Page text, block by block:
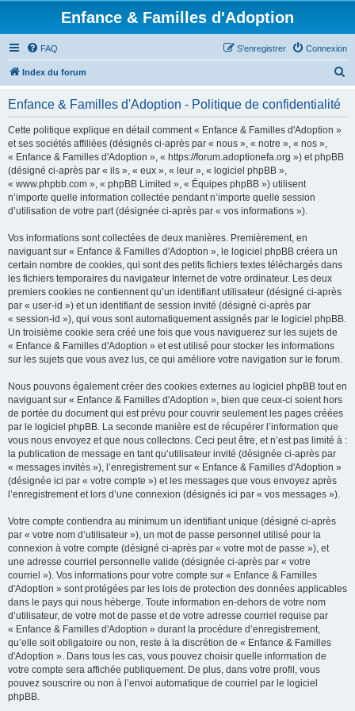
Enfance & Familles d'Adoption
FAQ Connexion
S’enregistrer
Index du forum
Enfance & Familles d'Adoption - Politique de confidentialité
Cette politique explique en détail comment « Enfance & Familles d'Adoption »
et ses sociétés affiliées (désignés ci-après par « nous », « notre », « nos »,
« Enfance & Familles d'Adoption », « https://forum.adoptionefa.org ») et phpBB
(désigné ci-après par « ils », « eux », « leur », « logiciel phpBB »,
« www.phpbb.com », « phpBB Limited », « Équipes phpBB ») utilisent
n’importe quelle information collectée pendant n’importe quelle session
d’utilisation de votre part (désignée ci-après par « vos informations »).
Vos informations sont collectées de deux manières. Premièrement, en
naviguant sur « Enfance & Familles d'Adoption », le logiciel phpBB créera un
certain nombre de cookies, qui sont des petits fichiers textes téléchargés dans
les fichiers temporaires du navigateur Internet de votre ordinateur. Les deux
premiers cookies ne contiennent qu’un identifiant utilisateur (désigné ci-après
par « user-id ») et un identifiant de session invité (désigné ci-après par
« session-id »), qui vous sont automatiquement assignés par le logiciel phpBB.
Un troisième cookie sera créé une fois que vous naviguerez sur les sujets de
« Enfance & Familles d'Adoption » et est utilisé pour stocker les informations
sur les sujets que vous avez lus, ce qui améliore votre navigation sur le forum.
Nous pouvons également créer des cookies externes au logiciel phpBB tout en
naviguant sur « Enfance & Familles d'Adoption », bien que ceux-ci soient hors
de portée du document qui est prévu pour couvrir seulement les pages créées
par le logiciel phpBB. La seconde manière est de récupérer l’information que
vous nous envoyez et que nous collectons. Ceci peut être, et n’est pas limité à :
la publication de message en tant qu’utilisateur invité (désignée ci-après par
« messages invités »), l’enregistrement sur « Enfance & Familles d'Adoption »
(désignée ici par « votre compte ») et les messages que vous envoyez après
l’enregistrement et lors d’une connexion (désignés ici par « vos messages »).
Votre compte contiendra au minimum un identifiant unique (désigné ci-après
par « votre nom d’utilisateur »), un mot de passe personnel utilisé pour la
connexion à votre compte (désigné ci-après par « votre mot de passe »), et
une adresse courriel personnelle valide (désignée ci-après par « votre
courriel »). Vos informations pour votre compte sur « Enfance & Familles
d'Adoption » sont protégées par les lois de protection des données applicables
dans le pays qui nous héberge. Toute information en-dehors de votre nom
d’utilisateur, de votre mot de passe et de votre adresse courriel requise par
« Enfance & Familles d'Adoption » durant la procédure d’enregistrement,
qu’elle soit obligatoire ou non, reste à la discrétion de « Enfance & Familles
d'Adoption ». Dans tous les cas, vous pouvez choisir quelle information de
votre compte sera affichée publiquement. De plus, dans votre profil, vous
pouvez souscrire ou non à l’envoi automatique de courriel par le logiciel
phpBB.